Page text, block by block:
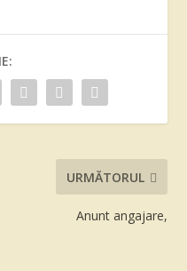
URMĂTORUL
Anunt angajare,